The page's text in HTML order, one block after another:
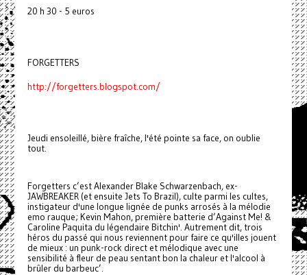
20 h 30 - 5 euros
FORGETTERS
http://forgetters.blogspot.com/
Jeudi ensoleillé, bière fraîche, l'été pointe sa face, on oublie
tout.
Forgetters c’est Alexander Blake Schwarzenbach, ex-
JAWBREAKER (et ensuite Jets To Brazil), culte parmi les cultes,
instigateur d'une longue lignée de punks arrosés à la mélodie
emo rauque; Kevin Mahon, première batterie d’Against Me! &
Caroline Paquita du légendaire Bitchin'. Autrement dit, trois
héros du passé qui nous reviennent pour faire ce qu'illes jouent
de mieux : un punk-rock direct et mélodique avec une
sensibilité à fleur de peau sentant bon la chaleur et l'alcool à
brûler du barbeuc’.